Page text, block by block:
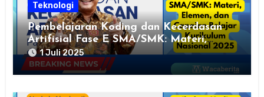
Teknologi
Pembelajaran Koding dan Kecerdasan
Artifisial Fase E SMA/SMK: Materi,
Elemen, dan Capaian Belajar Kurikulum
Nasional 2025
1 Juli 2025